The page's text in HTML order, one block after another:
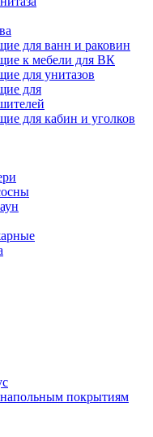
для ванн и раковин
к мебели для ВК
для унитазов
для
для кабин и уголков
покрытиям